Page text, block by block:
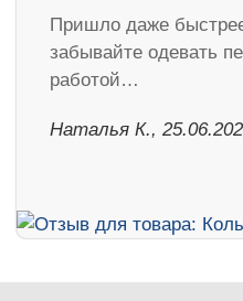
Пришло даже
забывайте одевать
работой…
Наталья К.,